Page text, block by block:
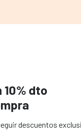
10% dto
descuentos